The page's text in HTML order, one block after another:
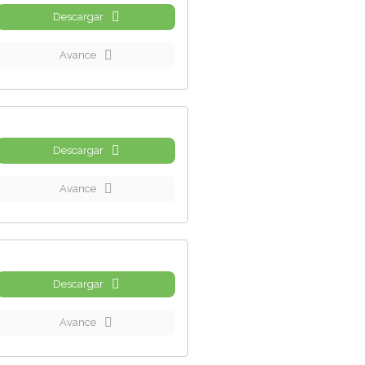
Descargar
Avance
Descargar
Avance
Descargar
Avance